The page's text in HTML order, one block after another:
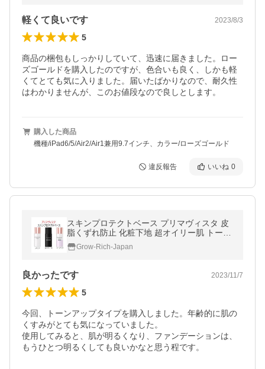
軽くて良いです 2023/8/3
5
商品の梱包もしっかりしていて、迅速に届きました。ロー
ズゴールドを購入したのですが、色合いも良く、しかも軽
くてとても気に入りました。届いたばかりなので、耐久性
はわかりませんが、このお値段なので良しとします。
購入した商品
機種/iPad6/5/Air2/Air1兼用9.7インチ、カラー/ローズゴールド
違反報告 いいね 0
スキンプロテクトベース プリマヴィスタ 皮
脂くずれ防止 化粧下地 超オイリー肌 トーン
アップ 25ml
Grow-Rich-Japan
良かったです 2023/11/7
5
今回、トーンアップタイプを購入しました。年齢的に肌の
くすみがとても気になっていました。
使用してみると、肌が明るくなり、ファンデーションは、
もうひとつ明るくしても良いかなと思う程です。